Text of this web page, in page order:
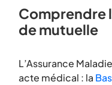
Comprendre
de mutuelle
L’Assurance
acte médical : la